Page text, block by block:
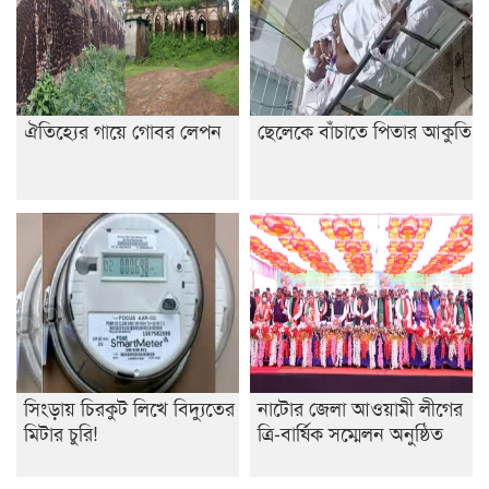
ঐতিহ্যের গায়ে গোবর লেপন ছেলেকে বাঁচাতে পিতার আকুতি
সিংড়ায় চিরকুট লিখে বিদ্যুতের
মিটার চুরি!
নাটোর জেলা আওয়ামী লীগের
ত্রি-বার্ষিক সম্মেলন অনুষ্ঠিত